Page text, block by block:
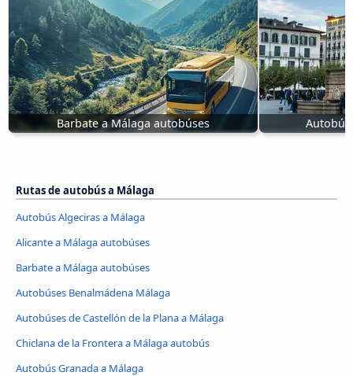
Barbate a Málaga autobúses
Rutas de autobús a Málaga
Autobús Algeciras a Málaga
Alicante a Málaga autobúses
Barbate a Málaga autobúses
Autobúses Benalmádena Málaga
Autobúses de Castellón de la Plana a Málaga
Chiclana de la Frontera a Málaga autobús
Autobús Granada a Málaga